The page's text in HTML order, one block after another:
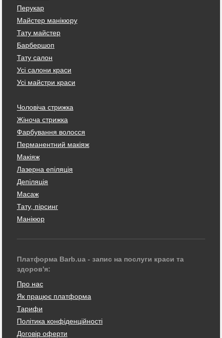
Перукар
Майстер манікюру
Тату майстер
Барбершоп
Тату салон
Усі салони краси
Усі майстри краси
Чоловіча стрижка
Жіноча стрижка
Фарбування волосся
Перманентний макіяж
Макіяж
Лазерна епіляція
Депіляція
Масаж
Тату, пірсинг
Манікюр
Платформа Barb.ua - запис на послуги краси та
здоров'я:
Про нас
Як працює платформа
Тарифи
Політика конфіденційності
Договір оферти